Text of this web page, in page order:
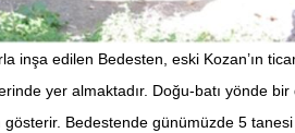
inşa edilen Bedesten, eski Kozan’ın
yer almaktadır. Doğu-batı yönde
Bedestende günümüzde 5 tanesi